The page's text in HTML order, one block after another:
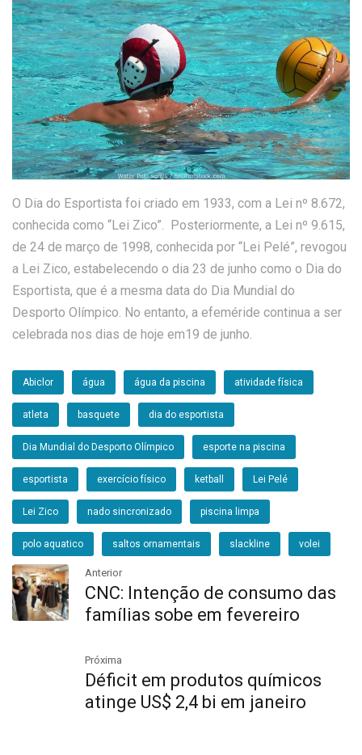
O Dia do Esportista foi criado em 1933, com a Lei nº 8.672,
conhecida como “Lei Zico”. Posteriormente, a Lei nº 9.615,
de 24 de março de 1998, conhecida por “Lei Pelé”, revogou
a Lei Zico, estabelecendo o dia 23 de junho como o Dia do
Esportista, que é a mesma data do Dia Mundial do
Desporto Olímpico. No entanto, a efeméride continua a ser
celebrada nos dias de hoje em19 de junho.
Abiclor água água da piscina atividade física
atleta basquete dia do esportista
Dia Mundial do Desporto Olímpico esporte na piscina
esportista exercício físico ketball Lei Pelé
Lei Zico nado sincronizado piscina limpa
polo aquatico saltos ornamentais slackline volei
Anterior
CNC: Intenção de consumo das
famílias sobe em fevereiro
Próxima
Déficit em produtos químicos
atinge US$ 2,4 bi em janeiro